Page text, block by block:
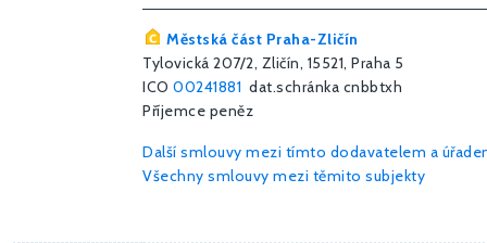
Městská část Praha-Zličín
Tylovická 207/2, Zličín, 15521, Praha 5
ICO 00241881 dat.schránka cnbbtxh
Příjemce peněz
Další smlouvy mezi tímto dodavatelem a
Všechny smlouvy mezi těmito subjekty